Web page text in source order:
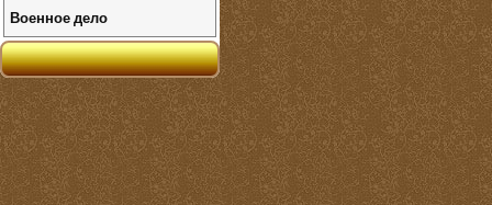
Военное дело